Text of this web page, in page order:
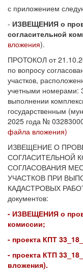
с приложением
- ИЗВЕЩЕНИЯ о
согласительной
вложения).
ПРОТОКОЛ от
по вопросу
участков,
учетными номерами:
выполнении
государственным
2025 года №
файла вложения)
ИЗВЕЩЕНИЕ О
СОГЛАСИТЕЛЬНОЙ
СОГЛАСОВАНИЯ
УЧАСТКОВ ПРИ
КАДАСТРОВЫХ
документов:
- ИЗВЕЩЕНИЯ о
комиссии;
- проекта КПТ
- проекта КТП
вложения).